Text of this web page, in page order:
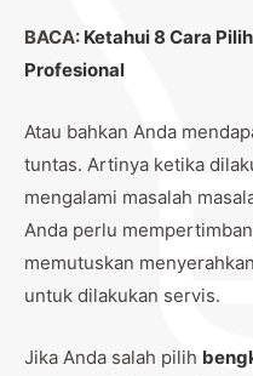
BACA: Ketahui 8 Cara
Profesional
Atau bahkan Anda
tuntas. Artinya ketika
mengalami masalah
Anda perlu
memutuskan
untuk dilakukan servis.
Jika Anda salah pilih